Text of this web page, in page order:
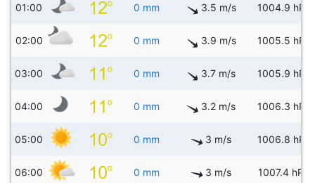
01:00 0 mm 3.5 m/s 1004.9 hPa
02:00 0 mm 3.9 m/s 1005.5 hPa
03:00 0 mm 3.7 m/s 1005.9 hPa
04:00 0 mm 3.2 m/s 1006.3 hPa
05:00 0 mm 3 m/s 1006.8 hPa
06:00 0 mm 3 m/s 1007.4 hPa